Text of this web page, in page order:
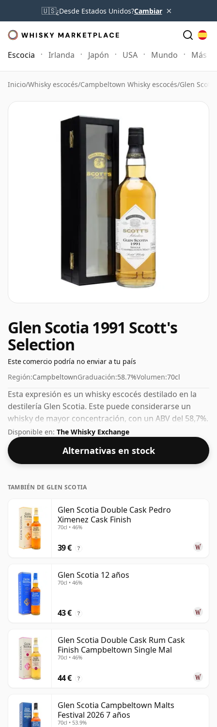
🇺🇸¿Desde Estados Unidos?Cambiar ×
Escocia Irlanda Japón USA Mundo Más
Inicio/Whisky escocés/Campbeltown Whisky escocés/Glen
Glen Scotia 1991 Scott's
Selection
Este comercio podría no enviar a tu país
Región:CampbeltownGraduación:58.7%Volumen:70cl
Esta expresión es un whisky escocés destilado en la
destilería Glen Scotia. Este puede considerarse un
whisky de mayor concentración, con un ABV del 58,7%.
Se presenta en el tamaño de embotellado habitual de
70 cl.
Disponible en: The Whisky Exchange
Alternativas en stock
TAMBIÉN DE GLEN SCOTIA
Glen Scotia Double Cask Pedro
Ximenez Cask Finish
70cl • 46%
39 € ?
Glen Scotia 12 años
70cl • 46%
43 € ?
Glen Scotia Double Cask Rum Cask
Finish Campbeltown Single Mal
70cl • 46%
44 € ?
Glen Scotia Campbeltown Malts
Festival 2026 7 años
70cl • 53.9%